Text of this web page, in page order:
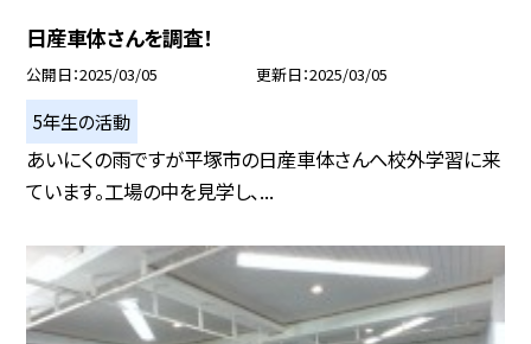
日産車体さんを調査！
公開日 2025/03/05 更新日 2025/03/05
5年生の活動
あいにくの雨ですが平塚市の日産車体さんへ校外学習に来
ています。工場の中を見学し、...